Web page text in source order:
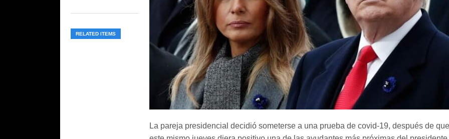
La pareja presidencial decidió someterse a una prueba de covid-19, después de
RELATED ITEMS